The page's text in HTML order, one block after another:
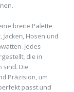
breite Palette
Hosen und
Jedes
die in
sind. Die
Präzision, um
passt und